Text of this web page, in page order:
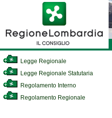
Legge Regionale
Legge Regionale Statutaria
Regolamento Interno
Regolamento Regionale